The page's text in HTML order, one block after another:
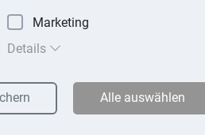
Marketing
Details
Alle auswählen